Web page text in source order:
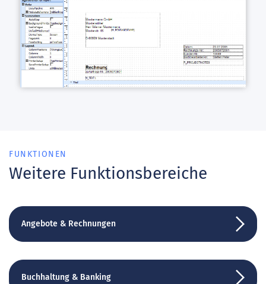
FUNKTIONEN
Weitere Funktionsbereiche
Angebote & Rechnungen
Buchhaltung & Banking